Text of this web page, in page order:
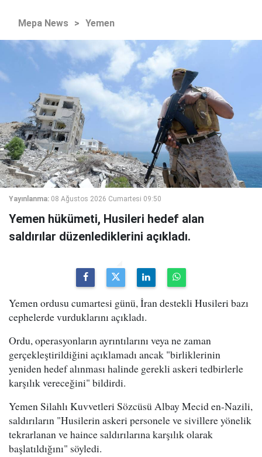
Mepa News > Yemen
Yayınlanma: 08 Ağustos 2026 Cumartesi 09:50
Yemen hükümeti, Husileri hedef alan
saldırılar düzenlediklerini açıkladı.
Yemen ordusu cumartesi günü, İran destekli Husileri bazı
cephelerde vurduklarını açıkladı.
Ordu, operasyonların ayrıntılarını veya ne zaman
gerçekleştirildiğini açıklamadı ancak "birliklerinin
yeniden hedef alınması halinde gerekli askeri tedbirlerle
karşılık vereceğini" bildirdi.
Yemen Silahlı Kuvvetleri Sözcüsü Albay Mecid en-Nazili,
saldırıların "Husilerin askeri personele ve sivillere yönelik
tekrarlanan ve haince saldırılarına karşılık olarak
başlatıldığını" söyledi.